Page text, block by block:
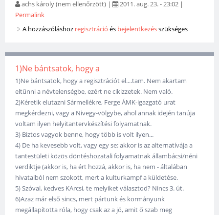
achs károly (nem ellenőrzött) | 2011. aug. 23. - 23:02 |
Permalink
A hozzászóláshoz regisztráció és bejelentkezésszükséges
1)Ne bántsatok, hogy a
1)Ne bántsatok, hogy a regisztrációt el....tam. Nem akartam
eltűnni a névtelenségbe, ezért ne cikizzetek. Nem való.
2)Kéretik elutazni Sármellékre, Ferge ÁMK-igazgató urat
megkérdezni, vagy a Nivegy-völgybe, ahol annak idején tanúja
voltam ilyen helyitantervkészítési folyamatnak.
3) Biztos vagyok benne, hogy több is volt ilyen...
4) De ha kevesebb volt, vagy egy se: akkor is az alternatívája a
tantestületi közös döntéshozatali folyamatnak állambácsi/néni
verdiktje (akkor is, ha ért hozzá, akkor is, ha nem - általában
hivatalból nem szokott, mert a kulturkampf a küldetése.
5) Szóval, kedves KArcsi, te melyiket választod? Nincs 3. út.
6)Azaz már első sincs, mert pártunk és kormányunk
megállapította róla, hogy csak az a jó, amit ő szab meg